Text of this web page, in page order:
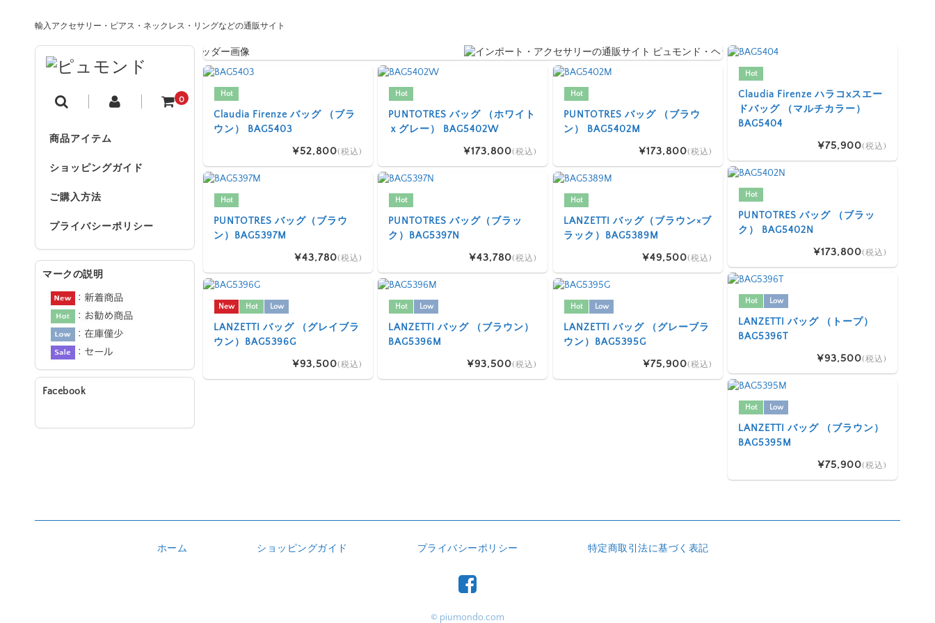
輸入アクセサリー・ピアス・ネックレス・リングなどの通販サイト
0
商品アイテム
ショッピングガイド
ご購入方法
プライバシーポリシー
Hot
Claudia Firenze ハラコxスエー
ドバッグ （マルチカラー）
BAG5404
¥75,900(税込)
Hot
Claudia Firenze バッグ （ブラ
ウン） BAG5403
¥52,800(税込)
Hot
PUNTOTRES バッグ （ホワイト
ｘグレー） BAG5402W
¥173,800(税込)
Hot
PUNTOTRES バッグ （ブラウ
ン） BAG5402M
¥173,800(税込)
Hot
PUNTOTRES バッグ （ブラッ
ク） BAG5402N
¥173,800(税込)
Hot
PUNTOTRES バッグ（ブラウ
ン）BAG5397M
¥43,780(税込)
Hot
PUNTOTRES バッグ（ブラッ
ク）BAG5397N
¥43,780(税込)
Hot
LANZETTI バッグ（ブラウン×ブ
ラック）BAG5389M
¥49,500(税込)
Hot Low
LANZETTI バッグ （トープ）
BAG5396T
¥93,500(税込)
New Hot Low
LANZETTI バッグ （グレイブラ
ウン）BAG5396G
¥93,500(税込)
Hot Low
LANZETTI バッグ （ブラウン）
BAG5396M
¥93,500(税込)
Hot Low
LANZETTI バッグ （グレーブラ
ウン）BAG5395G
¥75,900(税込)
Hot Low
LANZETTI バッグ （ブラウン）
BAG5395M
¥75,900(税込)
マークの説明
Facebook
ホーム ショッピングガイド プライバシーポリシー 特定商取引法に基づく表記
© piumondo.com